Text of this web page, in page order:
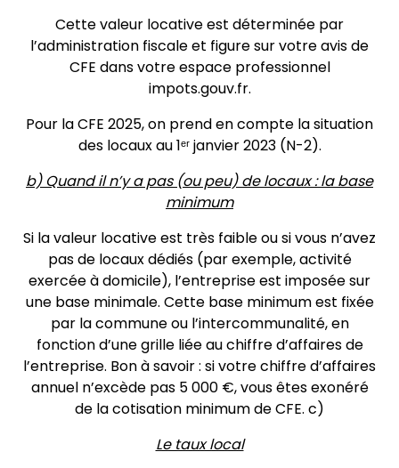
Cette valeur locative est déterminée par
l’administration fiscale et figure sur votre avis de
CFE dans votre espace professionnel
impots.gouv.fr.
Pour la CFE 2025, on prend en compte la situation
des locaux au 1ᵉʳ janvier 2023 (N-2).
b) Quand il n’y a pas (ou peu) de locaux : la base
minimum
Si la valeur locative est très faible ou si vous n’avez
pas de locaux dédiés (par exemple, activité
exercée à domicile), l’entreprise est imposée sur
une base minimale. Cette base minimum est fixée
par la commune ou l’intercommunalité, en
fonction d’une grille liée au chiffre d’affaires de
l’entreprise. Bon à savoir : si votre chiffre d’affaires
annuel n’excède pas 5 000 €, vous êtes exonéré
de la cotisation minimum de CFE. c)
Le taux local